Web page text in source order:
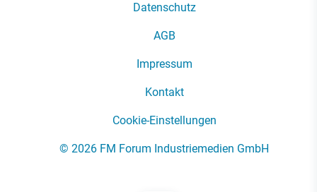
Datenschutz
AGB
Impressum
Kontakt
Cookie-Einstellungen
© 2026 FM Forum Industriemedien GmbH